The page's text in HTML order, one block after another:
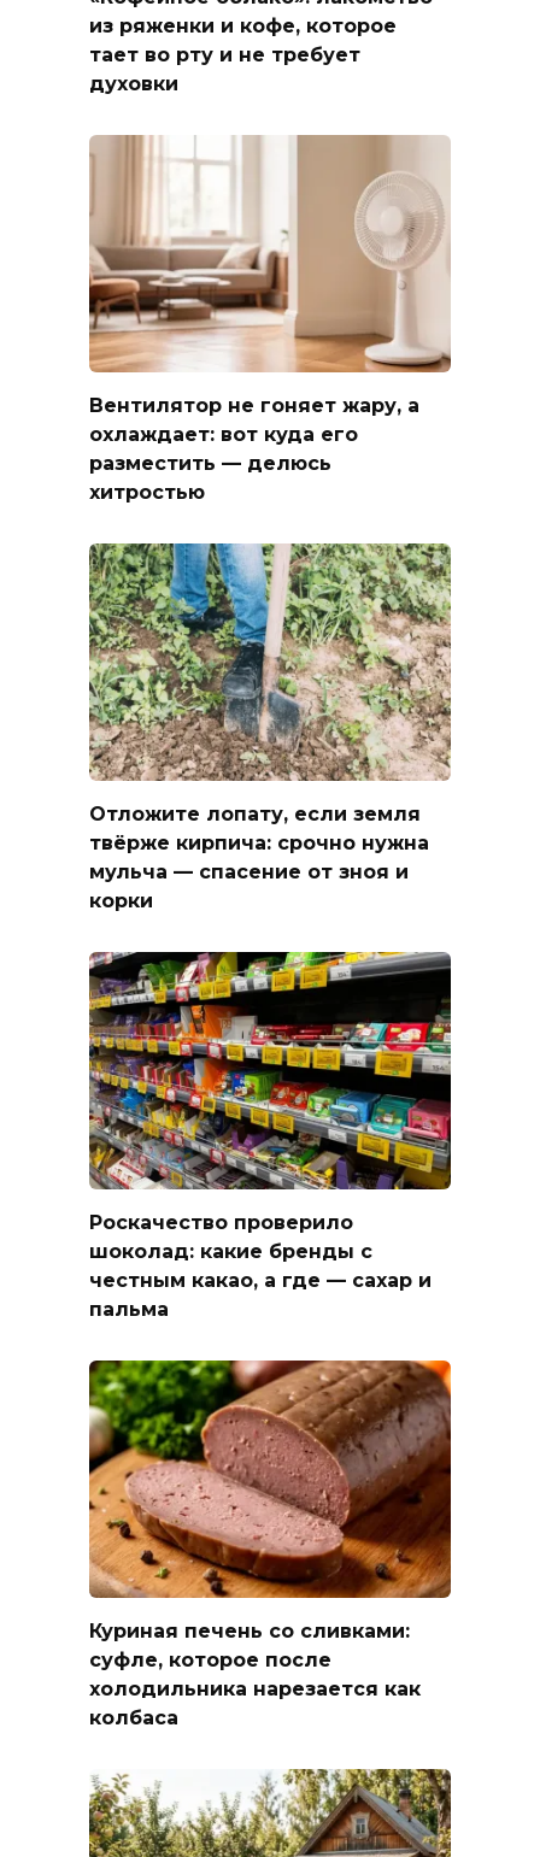
из ряженки и кофе, которое
тает во рту и не требует
духовки
Вентилятор не гоняет жару, а
охлаждает: вот куда его
разместить — делюсь
хитростью
Отложите лопату, если земля
твёрже кирпича: срочно нужна
мульча — спасение от зноя и
корки
Роскачество проверило
шоколад: какие бренды с
честным какао, а где — сахар и
пальма
Куриная печень со сливками:
суфле, которое после
холодильника нарезается как
колбаса